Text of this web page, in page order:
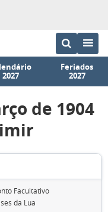
2027
Feriados
2027
de 1904
Facultativo
da Lua